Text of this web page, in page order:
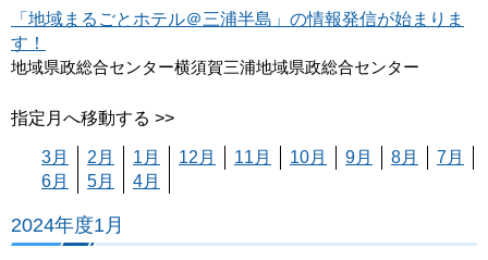
「地域まるごとホテル＠三浦半島」の情報発信が始まりま
す！
地域県政総合センター横須賀三浦地域県政総合センター
指定月へ移動する >>
3月 2月 1月 12月 11月 10月 9月 8月
7月
6月
5月 4月
2024年度1月